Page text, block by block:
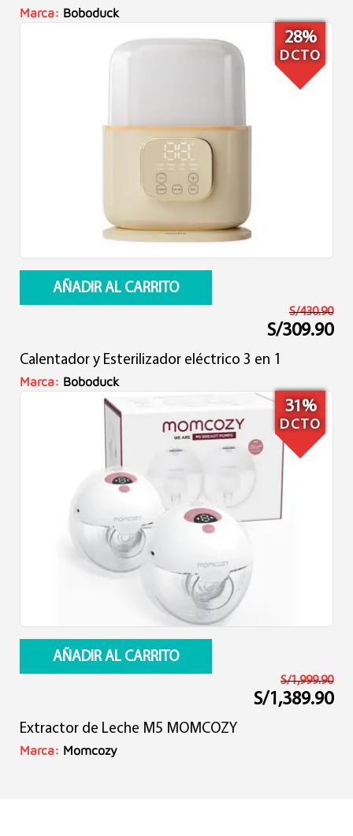
S/320.00.
S/229.90.
Marca: Boboduck
28%
DCTO
AÑADIR AL CARRITO
S/430.90
original
S/430.90.
S/309.90
actual
S/309.90.
Calentador y Esterilizador eléctrico 3 en 1
Marca: Boboduck
31%
DCTO
AÑADIR AL CARRITO
S/1,999.90
original
S/1,389.90
actual
Extractor de Leche M5 MOMCOZY
Marca: Momcozy